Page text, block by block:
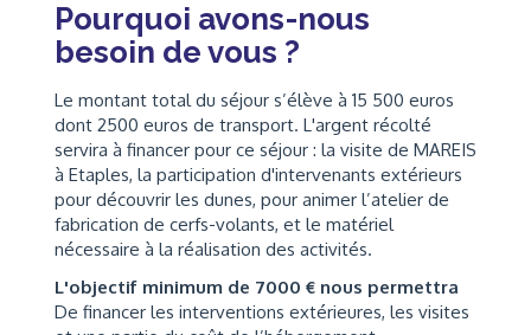
Pourquoi avons-nous
besoin de vous ?
Le montant total du séjour s’élève à 15 500 euros
dont 2500 euros de transport. L'argent récolté
servira à financer pour ce séjour : la visite de MAREIS
à Etaples, la participation d'intervenants extérieurs
pour découvrir les dunes, pour animer l’atelier de
fabrication de cerfs-volants, et le matériel
nécessaire à la réalisation des activités.
L'objectif minimum de 7000 € nous permettra
De financer les interventions extérieures, les visites